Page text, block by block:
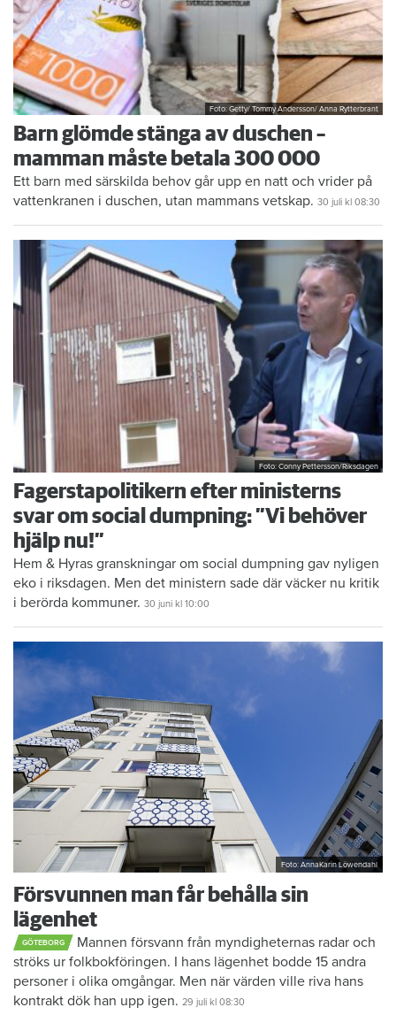
Foto: Getty/ Tommy Andersson/ Anna Rytterbrant
Barn glömde stänga av duschen –
mamman måste betala 300 000
Ett barn med särskilda behov går upp en natt och vrider på
vattenkranen i duschen, utan mammans vetskap. 30 juli kl 08:30
Foto: Conny Pettersson/Riksdagen
Fagerstapolitikern efter ministerns
svar om social dumpning: ”Vi behöver
hjälp nu!”
Hem & Hyras granskningar om social dumpning gav nyligen
eko i riksdagen. Men det ministern sade där väcker nu kritik
i berörda kommuner. 30 juni kl 10:00
Foto: AnnaKarin Löwendahl
Försvunnen man får behålla sin
lägenhet
GÖTEBORG
Mannen försvann från myndigheternas radar och
ströks ur folkbokföringen. I hans lägenhet bodde 15 andra
personer i olika omgångar. Men när värden ville riva hans
kontrakt dök han upp igen. 29 juli kl 08:30